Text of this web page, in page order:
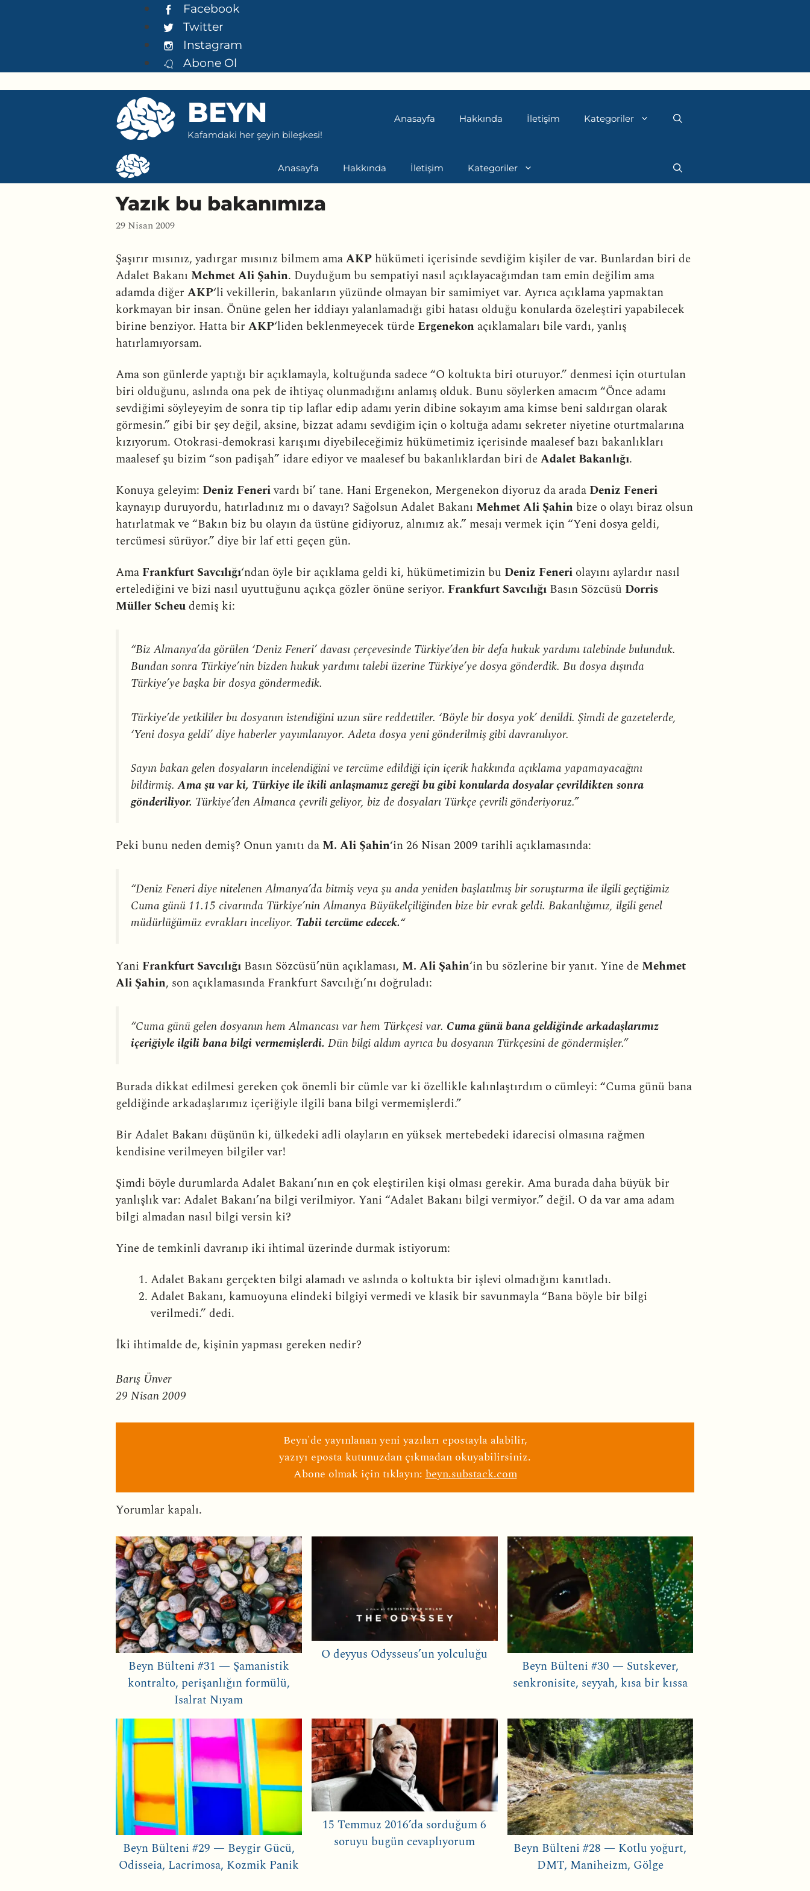
Facebook
Twitter
Instagram
Abone Ol
BEYN
Kafamdaki her şeyin bileşkesi!
Anasayfa Hakkında İletişim Kategoriler
Anasayfa Hakkında İletişim Kategoriler
Yazık bu bakanımıza
29 Nisan 2009
Şaşırır mısınız, yadırgar mısınız bilmem amaAKP hükümeti içerisinde sevdiğim kişiler de var. Bunlardan biri de
Adalet Bakanı Mehmet Ali Şahin. Duyduğum bu sempatiyi nasıl açıklayacağımdan tam emin değilim ama
adamda diğer AKP‘li vekillerin, bakanların yüzünde olmayan bir samimiyet var. Ayrıca açıklama yapmaktan
korkmayan bir insan. Önüne gelen her iddiayı yalanlamadığı gibi hatası olduğu konularda özeleştiri yapabilecek
birine benziyor. Hatta bir AKP‘liden beklenmeyecek türde Ergenekon açıklamaları bile vardı, yanlış
hatırlamıyorsam.
Ama son günlerde yaptığı bir açıklamayla, koltuğunda sadece “O koltukta biri oturuyor.” denmesi için oturtulan
biri olduğunu, aslında ona pek de ihtiyaç olunmadığını anlamış olduk. Bunu söylerken amacım “Önce adamı
sevdiğimi söyleyeyim de sonra tip tip laflar edip adamı yerin dibine sokayım ama kimse beni saldırgan olarak
görmesin.” gibi bir şey değil, aksine, bizzat adamı sevdiğim için o koltuğa adamı sekreter niyetine oturtmalarına
kızıyorum. Otokrasi-demokrasi karışımı diyebileceğimiz hükümetimiz içerisinde maalesef bazı bakanlıkları
maalesef şu bizim “son padişah” idare ediyor ve maalesef bu bakanlıklardan biri deAdalet Bakanlığı.
Konuya geleyim: Deniz Fenerivardı bi’ tane. Hani Ergenekon, Mergenekon diyoruz da arada Deniz Feneri
kaynayıp duruyordu, hatırladınız mı o davayı? Sağolsun Adalet Bakanı Mehmet Ali Şahin bize o olayı biraz olsun
hatırlatmak ve “Bakın biz bu olayın da üstüne gidiyoruz, alnımız ak.” mesajı vermek için “Yeni dosya geldi,
tercümesi sürüyor.” diye bir laf etti geçen gün.
Ama Frankfurt Savcılığı‘ndan öyle bir açıklama geldi ki, hükümetimizin bu Deniz Feneri olayını aylardır nasıl
ertelediğini ve bizi nasıl uyuttuğunu açıkça gözler önüne seriyor. Frankfurt Savcılığı Basın Sözcüsü Dorris
Müller Scheudemiş ki:
“Biz Almanya’da görülen ‘Deniz Feneri’ davası çerçevesinde Türkiye’den bir defa hukuk yardımı talebinde bulunduk.
Bundan sonra Türkiye’nin bizden hukuk yardımı talebi üzerine Türkiye’ye dosya gönderdik. Bu dosya dışında
Türkiye’ye başka bir dosya göndermedik.
Türkiye’de yetkililer bu dosyanın istendiğini uzun süre reddettiler. ‘Böyle bir dosya yok’ denildi. Şimdi de gazetelerde,
‘Yeni dosya geldi’ diye haberler yayımlanıyor. Adeta dosya yeni gönderilmiş gibi davranılıyor.
Sayın bakan gelen dosyaların incelendiğini ve tercüme edildiği için içerik hakkında açıklama yapamayacağını
bildirmiş.Ama şu var ki, Türkiye ile ikili anlaşmamız gereği bu gibi konularda dosyalar çevrildikten sonra
gönderiliyor. Türkiye’den Almanca çevrili geliyor, biz de dosyaları Türkçe çevrili gönderiyoruz.”
Peki bunu neden demiş? Onun yanıtı da M. Ali Şahin‘in 26 Nisan 2009 tarihli açıklamasında:
“Deniz Feneri diye nitelenen Almanya’da bitmiş veya şu anda yeniden başlatılmış bir soruşturma ile ilgili geçtiğimiz
Cuma günü 11.15 civarında Türkiye’nin Almanya Büyükelçiliğinden bize bir evrak geldi. Bakanlığımız, ilgili genel
müdürlüğümüz evrakları inceliyor. Tabii tercüme edecek.“
Yani Frankfurt Savcılığı Basın Sözcüsü’nün açıklaması, M. Ali Şahin‘in bu sözlerine bir yanıt. Yine de Mehmet
Ali Şahin, son açıklamasında Frankfurt Savcılığı’nı doğruladı:
“Cuma günü gelen dosyanın hem Almancası var hem Türkçesi var. Cuma günü bana geldiğinde arkadaşlarımız
içeriğiyle ilgili bana bilgi vermemişlerdi. Dün bilgi aldım ayrıca bu dosyanın Türkçesini de göndermişler.”
Burada dikkat edilmesi gereken çok önemli bir cümle var ki özellikle kalınlaştırdım o cümleyi: “Cuma günü bana
geldiğinde arkadaşlarımız içeriğiyle ilgili bana bilgi vermemişlerdi.”
Bir Adalet Bakanı düşünün ki, ülkedeki adli olayların en yüksek mertebedeki idarecisi olmasına rağmen
kendisine verilmeyen bilgiler var!
Şimdi böyle durumlarda Adalet Bakanı’nın en çok eleştirilen kişi olması gerekir. Ama burada daha büyük bir
yanlışlık var: Adalet Bakanı’na bilgi verilmiyor. Yani “Adalet Bakanı bilgi vermiyor.” değil. O da var ama adam
bilgi almadan nasıl bilgi versin ki?
Yine de temkinli davranıp iki ihtimal üzerinde durmak istiyorum:
Adalet Bakanı gerçekten bilgi alamadı ve aslında o koltukta bir işlevi olmadığını kanıtladı.
Adalet Bakanı, kamuoyuna elindeki bilgiyi vermedi ve klasik bir savunmayla “Bana böyle bir bilgi
verilmedi.” dedi.
İki ihtimalde de, kişinin yapması gereken nedir?
Barış Ünver
29 Nisan 2009
Beyn'de yayınlanan yeni yazıları epostayla alabilir,
yazıyı eposta kutunuzdan çıkmadan okuyabilirsiniz.
Abone olmak için tıklayın:beyn.substack.com
Yorumlar kapalı.
Beyn Bülteni #31 — Şamanistik
kontralto, perişanlığın formülü,
Isalrat Nıyam
O deyyus Odysseus’un yolculuğu
Beyn Bülteni #30 — Sutskever,
senkronisite, seyyah, kısa bir kıssa
Beyn Bülteni #29 — Beygir Gücü,
Odisseia, Lacrimosa, Kozmik Panik
15 Temmuz 2016’da sorduğum 6
soruyu bugün cevaplıyorum
Beyn Bülteni #28 — Kotlu yoğurt,
DMT, Maniheizm, Gölge